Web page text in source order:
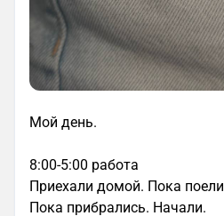
Мой день.
8:00-5:00 работа
Приехали домой. Пока
Пока прибрались. Начали.